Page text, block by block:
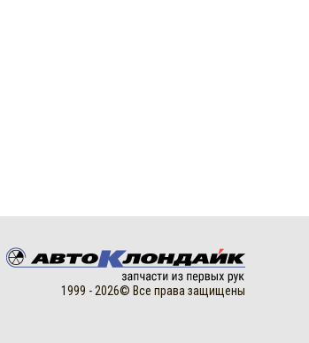
1999 - 2026© Все права защищены